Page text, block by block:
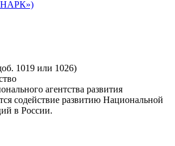
1019 или 1026)
агентства развития
содействие развитию Национальной
в России.